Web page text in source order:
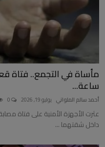
ساعة...
أحمد سالم الملواني يوليو 19, 2026
عثرت الأجهزة الأمنية على فتاة
داخل شقتهما ...